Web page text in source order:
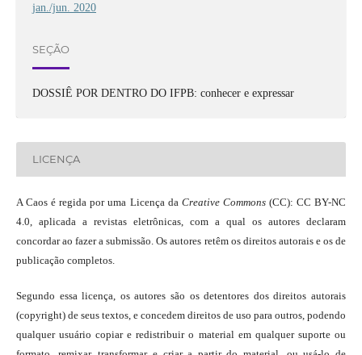
jan./jun. 2020
SEÇÃO
DOSSIÊ POR DENTRO DO IFPB: conhecer e expressar
LICENÇA
A Caos é regida por uma Licença da Creative Commons(CC): CC BY-NC
4.0, aplicada a revistas eletrônicas, com a qual os autores declaram
concordar ao fazer a submissão. Os autores retêm os direitos autorais e os de
publicação completos.
Segundo essa licença, os autores são os detentores dos direitos autorais
(copyright) de seus textos, e concedem direitos de uso para outros, podendo
qualquer usuário copiar e redistribuir o material em qualquer suporte ou